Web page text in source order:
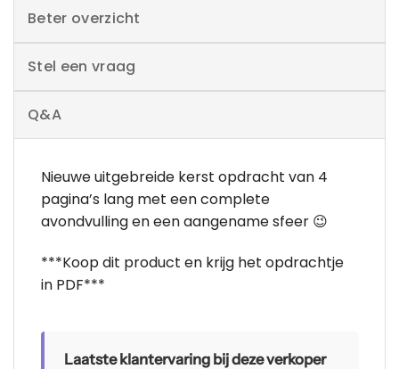
Beter overzicht
Stel een vraag
Q&A
Nieuwe uitgebreide kerst opdracht van 4
pagina’s lang met een complete
avondvulling en een aangename sfeer 😉
***Koop dit product en krijg het opdrachtje
in PDF***
Laatste klantervaring bij deze verkoper